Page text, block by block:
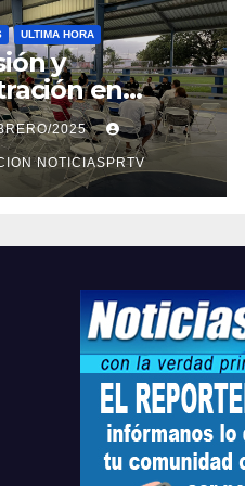
ULTIMA HORA
y
en
sobre
en
2025
NOTICIASPRTV